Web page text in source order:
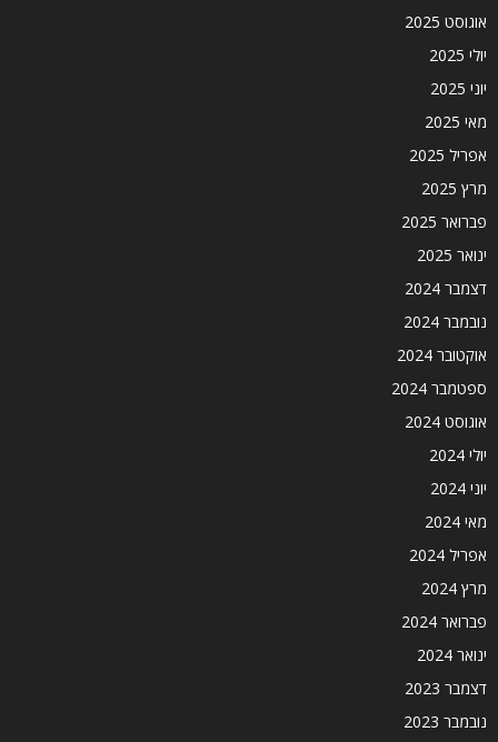
אוגוסט 2025
יולי 2025
יוני 2025
מאי 2025
אפריל 2025
מרץ 2025
פברואר 2025
ינואר 2025
דצמבר 2024
נובמבר 2024
אוקטובר 2024
ספטמבר 2024
אוגוסט 2024
יולי 2024
יוני 2024
מאי 2024
אפריל 2024
מרץ 2024
פברואר 2024
ינואר 2024
דצמבר 2023
נובמבר 2023